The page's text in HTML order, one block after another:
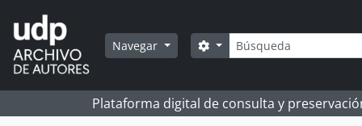
Skip to main content
Navegar Búsqueda
Search options
Plataforma digital de consulta y